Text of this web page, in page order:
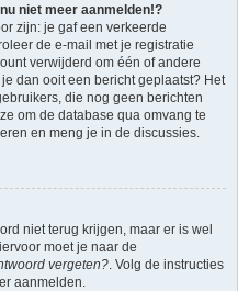
niet meer aanmelden!?
zijn: je gaf een verkeerde
de e-mail met je registratie
verwijderd om één of andere
dan ooit een bericht geplaatst? Het
die nog geen berichten
om de database qua omvang te
en meng je in de discussies.
niet terug krijgen, maar er is wel
moet je naar de
vergeten?. Volg de instructies
aanmelden.